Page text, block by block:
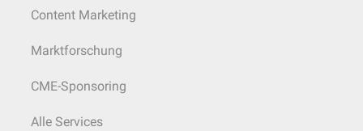
Content Marketing
Marktforschung
CME-Sponsoring
Alle Services